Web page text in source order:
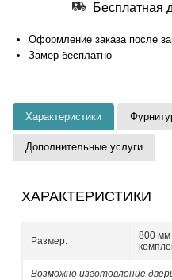
Бесплатная
Оформление заказа после
Замер бесплатно
Характеристики
Дополнительные услуги
ХАРАКТЕРИСТИКИ
Размер:
800 мм
Возможно изготовление